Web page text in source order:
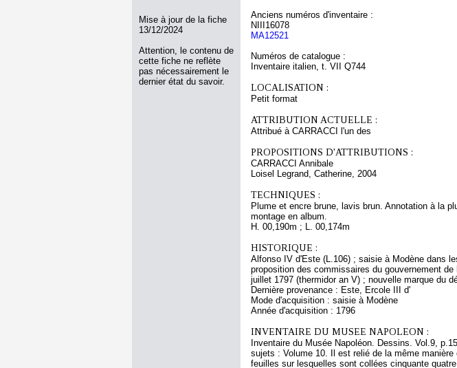
Mise à jour de la fiche
13/12/2024
Attention, le contenu de
cette fiche ne reflète
pas nécessairement le
dernier état du savoir.
Anciens numéros d'inventaire :
NIII16078
MA12521
Numéros de catalogue :
Inventaire italien, t. VII Q744
LOCALISATION :
Petit format
ATTRIBUTION ACTUELLE :
Attribué à CARRACCI l'un des
PROPOSITIONS D'ATTRIBUTIONS :
CARRACCI Annibale
Loisel Legrand, Catherine, 2004
TECHNIQUES :
Plume et encre brune, lavis brun. Annotation à la
montage en album.
H. 00,190m ; L. 00,174m
HISTORIQUE :
Alfonso IV d'Este (L.106) ; saisie à Modène dans
proposition des commissaires du gouvernement
juillet 1797 (thermidor an V) ; nouvelle marque du
Dernière provenance : Este, Ercole III d'
Mode d'acquisition : saisie à Modène
Année d'acquisition : 1796
INVENTAIRE DU MUSEE NAPOLEON :
Inventaire du Musée Napoléon. Dessins. Vol.9,
sujets : Volume 10. Il est relié de la même
feuilles sur lesquelles sont collées cinquante